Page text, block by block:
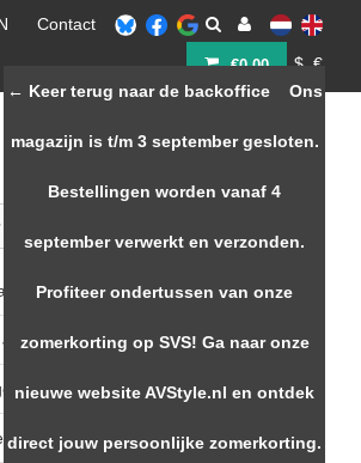
Contact
€0,00 $ €
informatie
Digital OPPOstore.nl
vragen
& Retourneren
← Keer terug naar de backofficeOns
magazijn is t/m 3 september gesloten.
Bestellingen worden vanaf 4
september verwerkt en verzonden.
Profiteer ondertussen van onze
zomerkorting op SVS! Ga naar onze
nieuwe website AVStyle.nl en ontdek
direct jouw persoonlijke zomerkorting.